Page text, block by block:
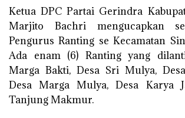
Ketua DPC Partai Gerindra
Marjito Bachri mengucapkan
Pengurus Ranting se Kecamatan
Ada enam (6) Ranting yang
Marga Bakti, Desa Sri Mulya,
Desa Marga Mulya, Desa Karya
Tanjung Makmur.